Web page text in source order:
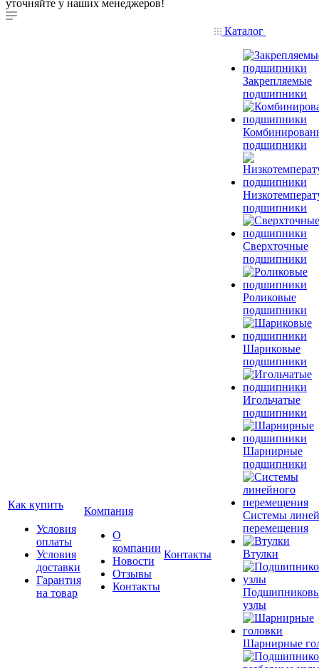
уточняйте у наших менеджеров!
Как купить
Условия
оплаты
Условия
доставки
Гарантия
на товар
Компания
О
компании
Новости
Отзывы
Контакты
Контакты
Каталог
Закрепляемые
подшипники
подшипники
подшипники
Сверхточные
подшипники
Роликовые
подшипники
Шариковые
подшипники
Игольчатые
подшипники
Шарнирные
подшипники
Системы
перемещения
Втулки
узлы
Шарнирные